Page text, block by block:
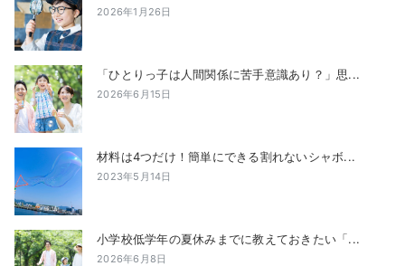
2026年1月26日
「ひとりっ子は人間関係に苦手意識あり？」思...
2026年6月15日
材料は4つだけ！簡単にできる割れないシャボ...
2023年5月14日
小学校低学年の夏休みまでに教えておきたい「...
2026年6月8日